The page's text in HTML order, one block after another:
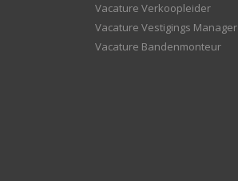
Vacature Verkoopleider
Vacature Vestigings Manager
Vacature Bandenmonteur